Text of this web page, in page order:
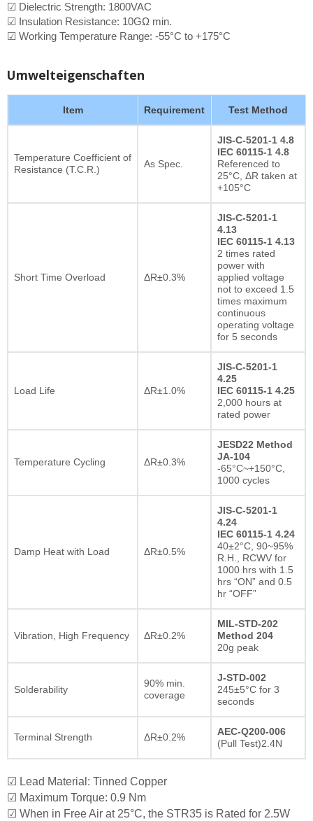
☑ Dielectric Strength: 1800VAC
☑ Insulation Resistance: 10GΩ min.
☑ Working Temperature Range: -55°C to +175°C
Umwelteigenschaften
Item Requirement Test Method
Temperature Coefficient of
Resistance (T.C.R.)
As Spec.
JIS-C-5201-1 4.8
IEC 60115-1 4.8
Referenced to
25°C, ΔR taken at
+105°C
Short Time Overload ΔR±0.3%
JIS-C-5201-1
4.13
IEC 60115-1 4.13
2 times rated
power with
applied voltage
not to exceed 1.5
times maximum
continuous
operating voltage
for 5 seconds
Load Life ΔR±1.0%
JIS-C-5201-1
4.25
IEC 60115-1 4.25
2,000 hours at
rated power
Temperature Cycling ΔR±0.3%
JESD22 Method
JA-104
-65°C~+150°C,
1000 cycles
Damp Heat with Load ΔR±0.5%
JIS-C-5201-1
4.24
IEC 60115-1 4.24
40±2°C, 90~95%
R.H., RCWV for
1000 hrs with 1.5
hrs “ON” and 0.5
hr “OFF”
Vibration, High Frequency ΔR±0.2%
MIL-STD-202
Method 204
20g peak
Solderability
90% min.
coverage
J-STD-002
245±5°C for 3
seconds
Terminal Strength ΔR±0.2%
AEC-Q200-006
(Pull Test)2.4N
☑ Lead Material: Tinned Copper
☑ Maximum Torque: 0.9 Nm
☑ When in Free Air at 25°C, the STR35 is Rated for 2.5W